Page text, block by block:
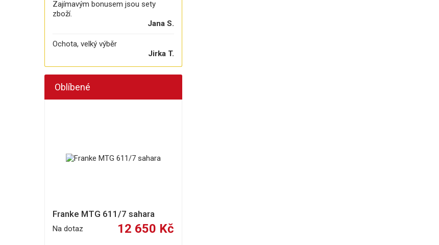
Zajímavým bonusem jsou sety
zboží.
Jana S.
Ochota, velký výběr
Jirka T.
Oblíbené
Franke MTG 611/7 sahara
Na dotaz 12 650 Kč